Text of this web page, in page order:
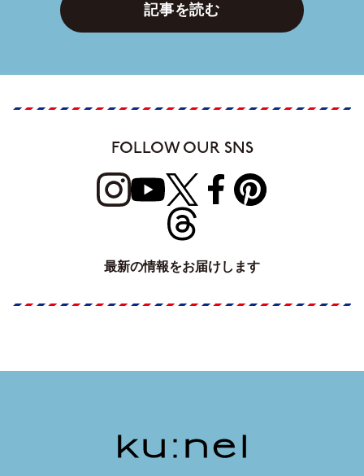
記事を読む
FOLLOW OUR SNS
最新の情報をお届けします